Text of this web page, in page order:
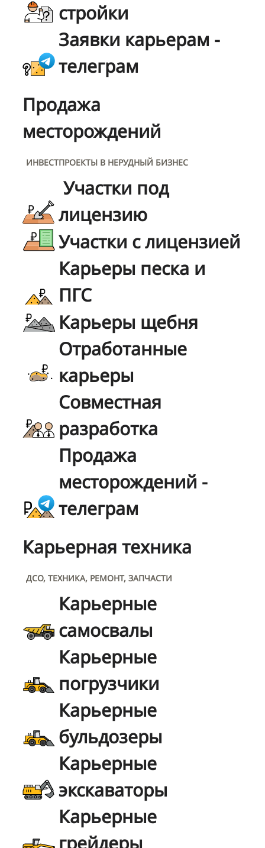
стройки
Заявки карьерам -
телеграм
Продажа
месторождений
ИНВЕСТПРОЕКТЫ В НЕРУДНЫЙ БИЗНЕС
Участки под
лицензию
Участки с лицензией
Карьеры песка и
ПГС
Карьеры щебня
Отработанные
карьеры
Совместная
разработка
Продажа
месторождений -
телеграм
Карьерная техника
ДСО, ТЕХНИКА, РЕМОНТ, ЗАПЧАСТИ
Карьерные
самосвалы
Карьерные
погрузчики
Карьерные
бульдозеры
Карьерные
экскаваторы
Карьерные
грейдеры